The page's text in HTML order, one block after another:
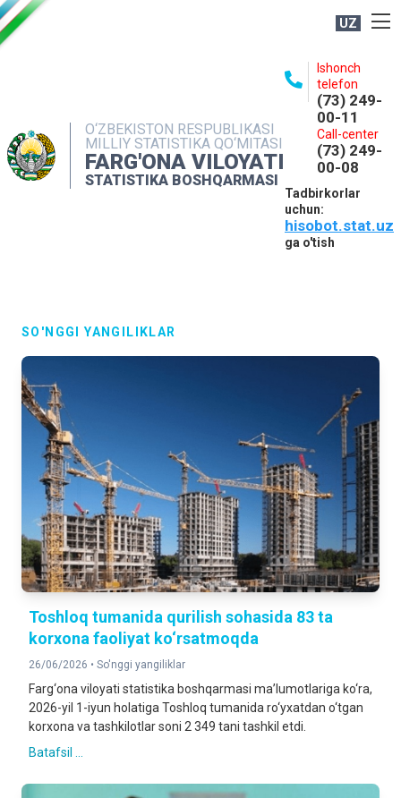
UZ
O‘ZBEKISTON RESPUBLIKASI
MILLIY STATISTIKA QO‘MITASI
FARG'ONA VILOYATI
STATISTIKA BOSHQARMASI
Ishonch
telefon
(73) 249-
00-11
Call-center
(73) 249-
00-08
Tadbirkorlar
uchun:
hisobot.stat.uz
ga o'tish
NASHRLAR
INTERAKTIV XIZMATLAR
MATBUOT XIZMATI
SO'NGGI YANGILIKLAR
Toshloq tumanida qurilish sohasida 83 ta
korxona faoliyat ko‘rsatmoqda
26/06/2026 • So'nggi yangiliklar
Farg‘ona viloyati statistika boshqarmasi ma’lumotlariga ko‘ra,
2026-yil 1-iyun holatiga Toshloq tumanida ro‘yxatdan o‘tgan
korxona va tashkilotlar soni 2 349 tani tashkil etdi.
Batafsil ...